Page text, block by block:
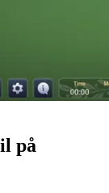
på